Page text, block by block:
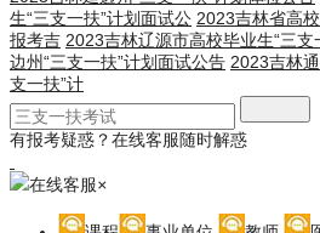
生“三支一扶”计划面试公 2023吉林省高
报考吉 2023吉林辽源市高校毕业生“三支
边州“三支一扶”计划面试公告 2023吉林
支一扶”计
有报考疑惑？在线客服随时解惑
在线客服×